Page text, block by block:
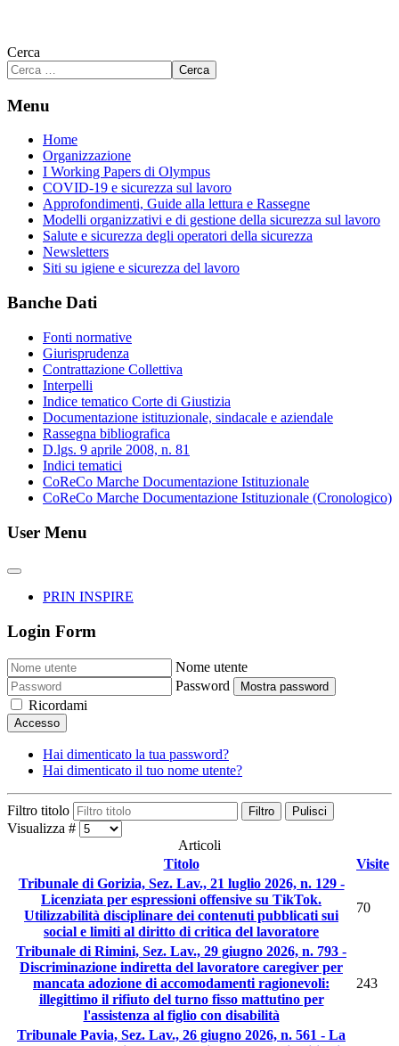
Cerca
Cerca
Menu
Home
Organizzazione
I Working Papers di Olympus
COVID-19 e sicurezza sul lavoro
Approfondimenti, Guide alla lettura e Rassegne
Modelli organizzativi e di gestione della sicurezza sul lavoro
Salute e sicurezza degli operatori della sicurezza
Newsletters
Siti su igiene e sicurezza del lavoro
Banche Dati
Fonti normative
Giurisprudenza
Contrattazione Collettiva
Interpelli
Indice tematico Corte di Giustizia
Documentazione istituzionale, sindacale e aziendale
Rassegna bibliografica
D.lgs. 9 aprile 2008, n. 81
Indici tematici
CoReCo Marche Documentazione Istituzionale
CoReCo Marche Documentazione Istituzionale (Cronologico)
User Menu
PRIN INSPIRE
Login Form
Nome utente
Password
Mostra password
Ricordami
Accesso
Hai dimenticato la tua password?
Hai dimenticato il tuo nome utente?
Filtro titolo Filtro Pulisci
Visualizza #
Articoli
Titolo
Visite
Tribunale di Gorizia, Sez. Lav., 21 luglio 2026, n. 129 -
Licenziata per espressioni offensive su TikTok.
Utilizzabilità disciplinare dei contenuti pubblicati sui
social e limiti al diritto di critica del lavoratore
70
Tribunale di Rimini, Sez. Lav., 29 giugno 2026, n. 793 -
Discriminazione indiretta del lavoratore caregiver per
mancata adozione di accomodamenti ragionevoli:
illegittimo il rifiuto del turno fisso mattutino per
l'assistenza al figlio con disabilità
243
Tribunale Pavia, Sez. Lav., 26 giugno 2026, n. 561 - La